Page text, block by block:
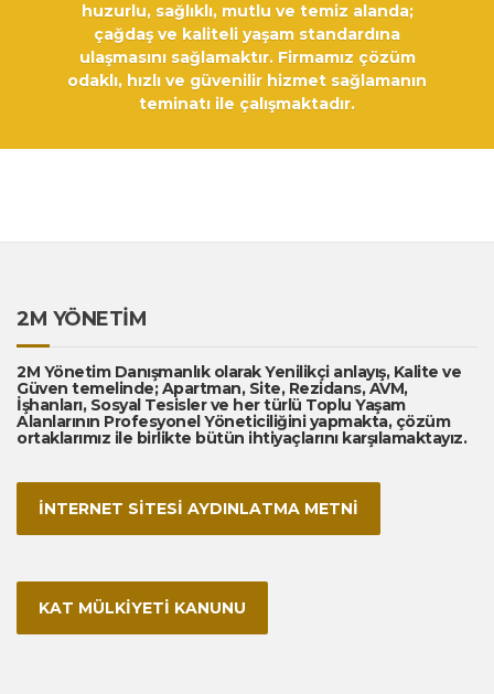
huzurlu, sağlıklı, mutlu ve temiz alanda;
çağdaş ve kaliteli yaşam standardına
ulaşmasını sağlamaktır. Firmamız çözüm
odaklı, hızlı ve güvenilir hizmet sağlamanın
teminatı ile çalışmaktadır.
2M YÖNETİM
2M Yönetim Danışmanlık olarak Yenilikçi anlayış, Kalite ve
Güven temelinde; Apartman, Site, Rezidans, AVM,
İşhanları, Sosyal Tesisler ve her türlü Toplu Yaşam
Alanlarının Profesyonel Yöneticiliğini yapmakta, çözüm
ortaklarımız ile birlikte bütün ihtiyaçlarını karşılamaktayız.
İNTERNET SİTESİ AYDINLATMA METNİ
KAT MÜLKİYETİ KANUNU